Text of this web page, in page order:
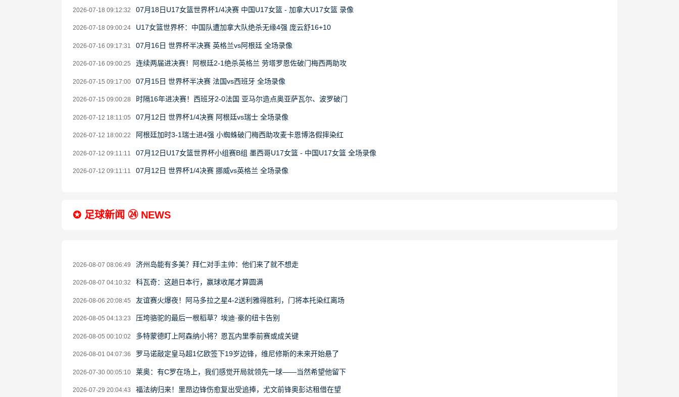
2026-07-18 09:12:32 07月18日U17女篮世界杯1/4决赛 中国U17女篮 - 加拿大U17女篮 录像
2026-07-18 09:00:24 U17女篮世界杯：中国队遭加拿大队绝杀无缘4强 庞云舒16+10
2026-07-16 09:17:31 07月16日 世界杯半决赛 英格兰vs阿根廷 全场录像
2026-07-16 09:00:25 连续两届进决赛！阿根廷2-1绝杀英格兰 劳塔罗恩佐破门梅西两助攻
2026-07-15 09:17:00 07月15日 世界杯半决赛 法国vs西班牙 全场录像
2026-07-15 09:00:28 时隔16年进决赛！西班牙2-0法国 亚马尔造点奥亚萨瓦尔、波罗破门
2026-07-12 18:11:05 07月12日 世界杯1/4决赛 阿根廷vs瑞士 全场录像
2026-07-12 18:00:22 阿根廷加时3-1瑞士进4强 小蜘蛛破门梅西助攻麦卡恩博洛假摔染红
2026-07-12 09:11:11 07月12日U17女篮世界杯小组赛B组 墨西哥U17女篮 - 中国U17女篮 全场录像
2026-07-12 09:11:11 07月12日 世界杯1/4决赛 挪威vs英格兰 全场录像
✪ 足球新闻 ㉔ NEWS
2026-08-07 08:06:49 济州岛能有多美？拜仁对手主帅：他们来了就不想走
2026-08-07 04:10:32 科瓦奇：这趟日本行，赢球收尾才算圆满
2026-08-06 20:08:45 友谊赛火爆夜！阿马多拉之星4-2送利雅得胜利，门将本托染红离场
2026-08-05 04:13:23 压垮骆驼的最后一根稻草？埃迪·豪的纽卡告别
2026-08-05 00:10:02 多特蒙德盯上阿森纳小将？恩瓦内里季前赛或成关键
2026-08-01 04:07:36 罗马诺敲定皇马超1亿欧签下19岁边锋，维尼修斯的未来开始悬了
2026-07-30 00:05:10 莱奥：有C罗在场上，我们感觉开局就领先一球——当然希望他留下
2026-07-29 20:04:43 福法纳归来！里昂边锋伤愈复出受追捧，尤文前锋奥彭达租借在望